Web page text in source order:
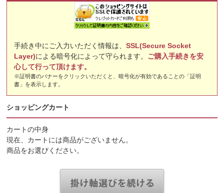
手続き中にご入力いただく情報は、SSL(Secure Socket
Layer)による暗号化によって守られます。 ご購入手続きを安
心して行って頂けます。
※証明書のバナーをクリックいただくと、暗号化が有効であることの「証明
書」を表示します。
ショッピングカート
カートの中身
現在、カートには商品がございません。
商品をお選びください。